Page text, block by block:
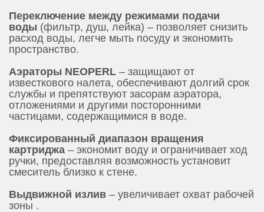
Переключение между режимами подачи
воды (фильтр, душ, лейка) – позволяет снизить
расход воды, легче мыть посуду и экономить
пространство.
Аэраторы NEOPERL – защищают от
известкового налета, обеспечивают долгий срок
службы и препятствуют засорам аэратора,
отложениями и другими посторонними
частицами, содержащимися в воде.
Фиксированный диапазон вращения
картриджа – экономит воду и ограничивает ход
ручки, предоставляя возможность установит
смеситель близко к стене.
Выдвижной излив – увеличивает охват рабочей
зоны .